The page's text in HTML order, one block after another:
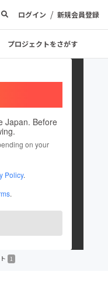
ログイン / 新規会員登録
プロジェクトをさがす
Japan. Before
on your
Policy.
.
います
1